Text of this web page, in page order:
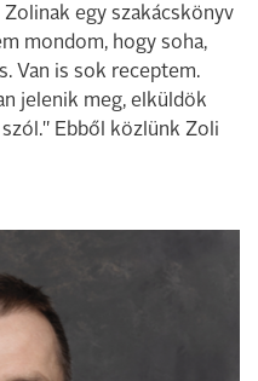
egy szakácskönyv
mondom, hogy soha,
Van is sok receptem.
jelenik meg, elküldök
Ebből közlünk Zoli